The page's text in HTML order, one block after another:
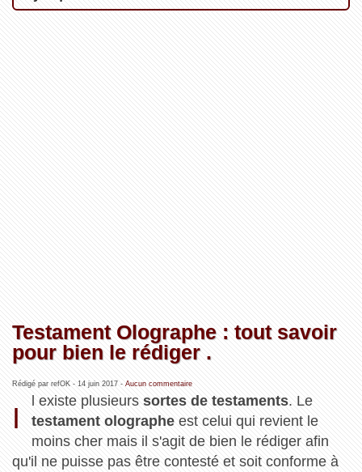
Testament Olographe : tout savoir
pour bien le rédiger .
Rédigé par refOK - 14 juin 2017- Aucun commentaire
I
l existe plusieurssortes de testaments. Le
testament olographe est celui qui revient le
moins cher mais il s'agit de bien le rédiger afin
qu'il ne puisse pas être contesté et soit conforme à